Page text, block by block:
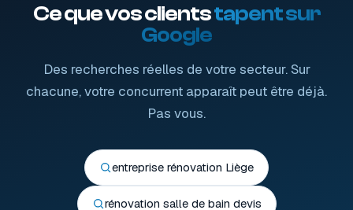
Ce que vos clientstapent sur
Google
Des recherches réelles de votre secteur. Sur
chacune, votre concurrent apparaît peut être déjà.
Pas vous.
entreprise rénovation Liège
rénovation salle de bain devis